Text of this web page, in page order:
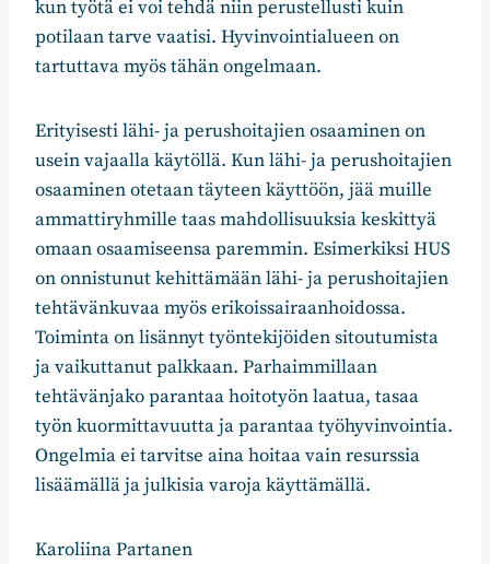
kun työtä ei voi tehdä niin perustellusti kuin
potilaan tarve vaatisi. Hyvinvointialueen on
tartuttava myös tähän ongelmaan.
Erityisesti lähi- ja perushoitajien osaaminen on
usein vajaalla käytöllä. Kun lähi- ja perushoitajien
osaaminen otetaan täyteen käyttöön, jää muille
ammattiryhmille taas mahdollisuuksia keskittyä
omaan osaamiseensa paremmin. Esimerkiksi HUS
on onnistunut kehittämään lähi- ja perushoitajien
tehtävänkuvaa myös erikoissairaanhoidossa.
Toiminta on lisännyt työntekijöiden sitoutumista
ja vaikuttanut palkkaan. Parhaimmillaan
tehtävänjako parantaa hoitotyön laatua, tasaa
työn kuormittavuutta ja parantaa työhyvinvointia.
Ongelmia ei tarvitse aina hoitaa vain resurssia
lisäämällä ja julkisia varoja käyttämällä.
Karoliina Partanen